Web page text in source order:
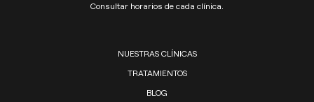
Consultar horarios de cada clínica.
NUESTRAS CLÍNICAS
TRATAMIENTOS
BLOG